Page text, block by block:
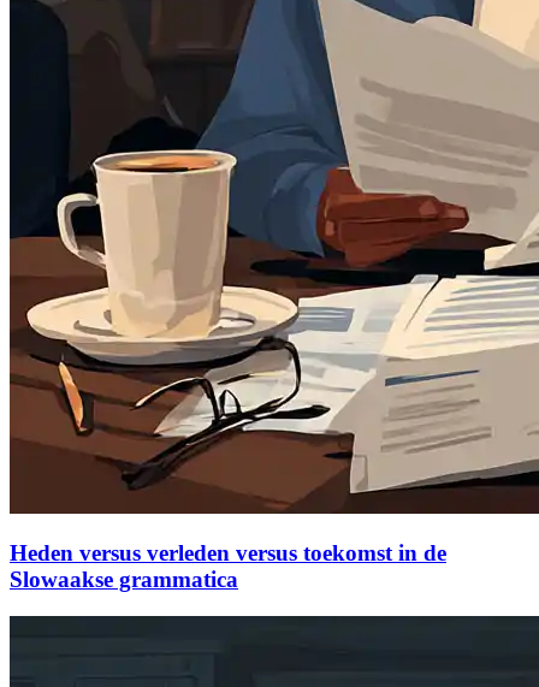
Heden versus verleden versus toekomst in de
Slowaakse grammatica